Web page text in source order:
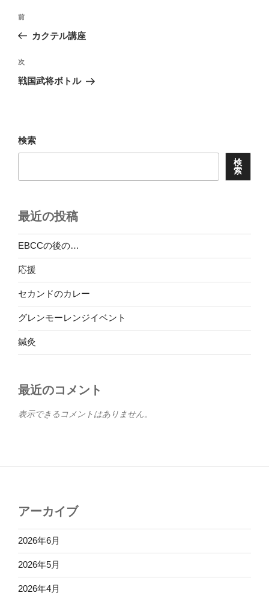
投
ビ
ゲ
ン
前
の
稿
前
カクテル講座
次
の
次
戦国武将ボトル
検索
検
索
最近の投稿
EBCCの後の…
応援
セカンドのカレー
グレンモーレンジイベント
鍼灸
最近のコメント
表示できるコメントはありません。
アーカイブ
2026年6月
2026年5月
2026年4月